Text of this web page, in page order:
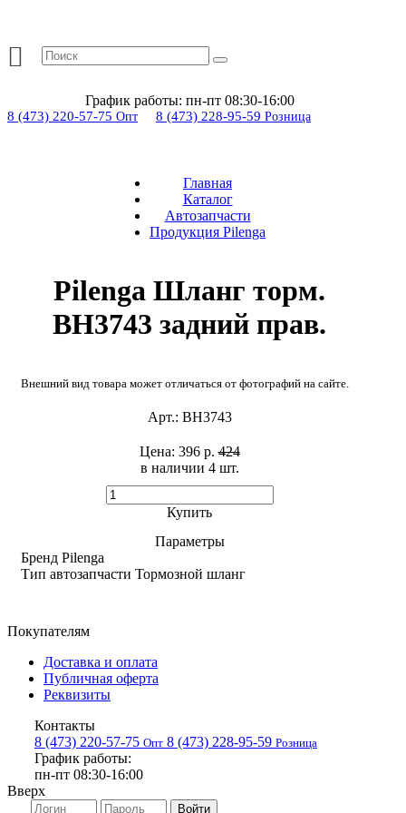
График работы: пн-пт 08:30-16:00
8 (473) 220-57-75 Опт 8 (473) 228-95-59 Розница
Главная
Каталог
Автозапчасти
Продукция Pilenga
Pilenga Шланг торм.
BH3743 задний прав.
Внешний вид товара может отличаться от фотографий на сайте.
Арт.: BH3743
в наличии 4 шт. ​
Цена: 396 р.424
Купить
Параметры
Бренд Pilenga
Тип автозапчасти Тормозной шланг
Покупателям
Доставка и оплата
Публичная оферта
Реквизиты
Контакты
8 (473) 220-57-75 Опт 8 (473) 228-95-59 Розница
График работы:
пн-пт 08:30-16:00
Вверх
Войти